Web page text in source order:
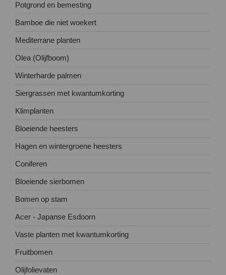
Potgrond en bemesting
Bamboe die niet woekert
Mediterrane planten
Olea (Olijfboom)
Winterharde palmen
Siergrassen met kwantumkorting
Klimplanten
Bloeiende heesters
Hagen en wintergroene heesters
Coniferen
Bloeiende sierbomen
Bomen op stam
Acer - Japanse Esdoorn
Vaste planten met kwantumkorting
Fruitbomen
Olijfolievaten